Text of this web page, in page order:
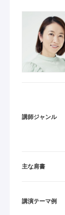
講師ジャンル
主な肩書
講演テーマ例